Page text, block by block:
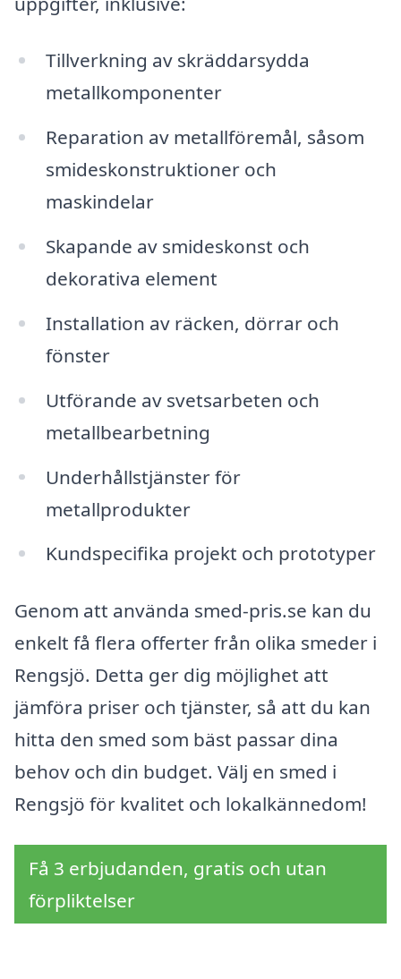
Tillverkning av skräddarsydda
metallkomponenter
Reparation av metallföremål, såsom
smideskonstruktioner och
maskindelar
Skapande av smideskonst och
dekorativa element
Installation av räcken, dörrar och
fönster
Utförande av svetsarbeten och
metallbearbetning
Underhållstjänster för
metallprodukter
Kundspecifika projekt och prototyper
Genom att använda smed-pris.se kan du
enkelt få flera offerter från olika smeder i
Rengsjö. Detta ger dig möjlighet att
jämföra priser och tjänster, så att du kan
hitta den smed som bäst passar dina
behov och din budget. Välj en smed i
Rengsjö för kvalitet och lokalkännedom!
Få 3 erbjudanden, gratis och utan
förpliktelser